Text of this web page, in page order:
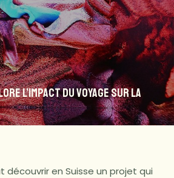
l’impact du voyage sur la
découvrir en Suisse un projet qui